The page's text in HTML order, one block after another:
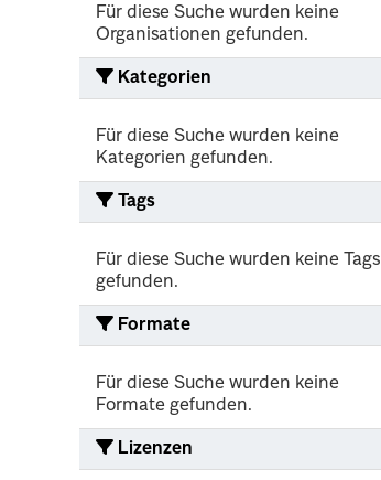
Für diese Suche wurden keine
Organisationen gefunden.
Kategorien
Für diese Suche wurden keine
Kategorien gefunden.
Tags
Für diese Suche wurden keine Tags
gefunden.
Formate
Für diese Suche wurden keine
Formate gefunden.
Lizenzen